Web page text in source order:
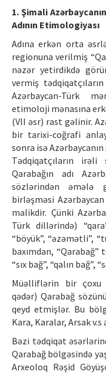
1. Şimali
Adının Etimologiyası
Adına erkən orta
regionuna verilmiş
nəzər yetirdikdə
vermiş
Azərbaycan-Türk
etimoloji mənasına
(VII əsr) rast gəlinir.
bir tarixi-coğrafi
sonra isə
Tədqiqatçıların
Qarabağın adı
sözlərindən əmələ
birləşməsi
malikdir. Çünki
Türk dillərində)
“böyük”, “əzəmətli”,
baxımdan, “Qarabağ”
“sıx bağ”, “qalın bağ”,
Müəlliflərin bir çoxu
qədər) Qarabağ
qeyd etmişlər. Bu
Kara, Karalar, Arsak
Bəzi tədqiqat
Qarabağ bölgəsində
Arxeoloq Rəşid